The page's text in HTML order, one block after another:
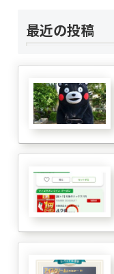
最近の投稿